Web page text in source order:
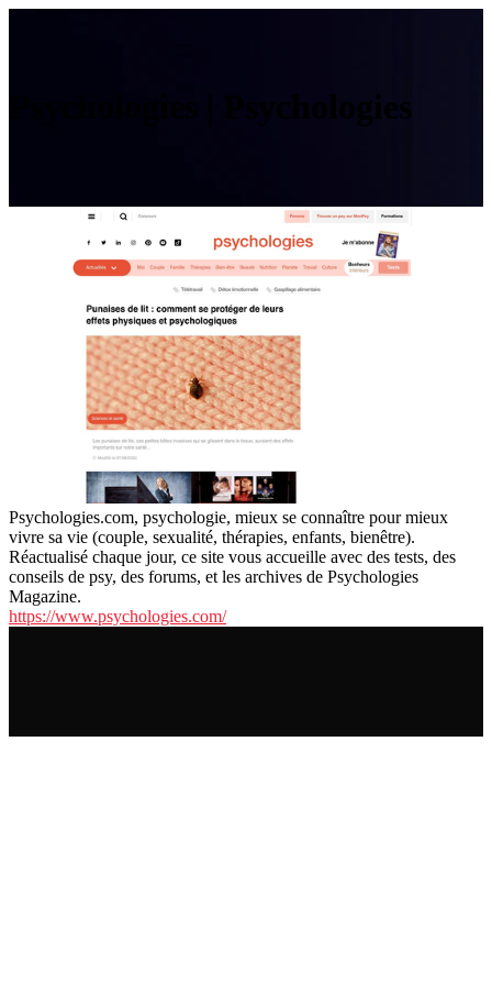
Psycholo­gies | Psycholo­gies
Psychologies.com, psychologie, mieux se connaître pour mieux
vivre sa vie (couple, sexualité, thérapies, enfants, bienêtre).
Réactualisé chaque jour, ce site vous accueille avec des tests, des
conseils de psy, des forums, et les archives de Psychologies
Magazine.
https://www.psychologies.com/